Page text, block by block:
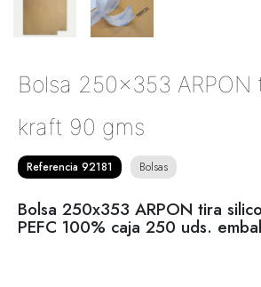
Bolsa 250x353 ARPON
kraft 90 gms
Referencia 92181 Bolsas
Bolsa 250x353 ARPON tira
PEFC 100% caja 250 uds.